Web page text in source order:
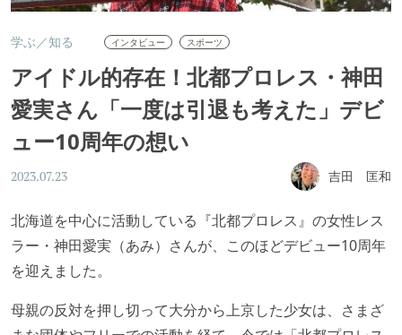
学ぶ／知る インタビュー スポーツ
アイドル的存在！北都プロレス・神田
愛実さん「一度は引退も考えた」デビ
ュー10周年の想い
2023.07.23 吉田 匡和
北海道を中心に活動している『北都プロレス』の女性レス
ラー・神田愛実（あみ）さんが、このほどデビュー10周年
を迎えました。
母親の反対を押し切って大分から上京した少女は、さまざ